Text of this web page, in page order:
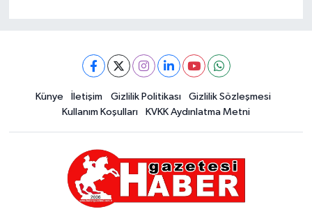
Künye İletişim Gizlilik Politikası
Gizlilik Sözleşmesi
Kullanım Koşulları
KVKK Aydınlatma Metni